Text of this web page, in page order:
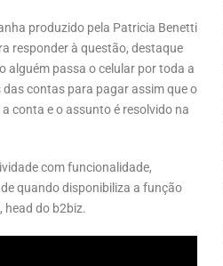
produzido pela Patricia Benetti
responder à questão, destaque
alguém passa o celular por toda a
contas para pagar assim que o
conta e o assunto é resolvido na
com funcionalidade,
quando disponibiliza a função
head do b2biz.